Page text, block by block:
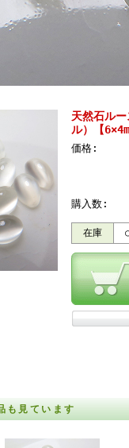
天然石ル
ル）【
価格:
購入数:
在庫
も見ています